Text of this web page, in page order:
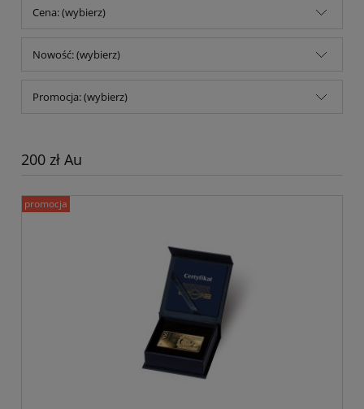
Cena: (wybierz)
Nowość: (wybierz)
Promocja: (wybierz)
200 zł Au
promocja